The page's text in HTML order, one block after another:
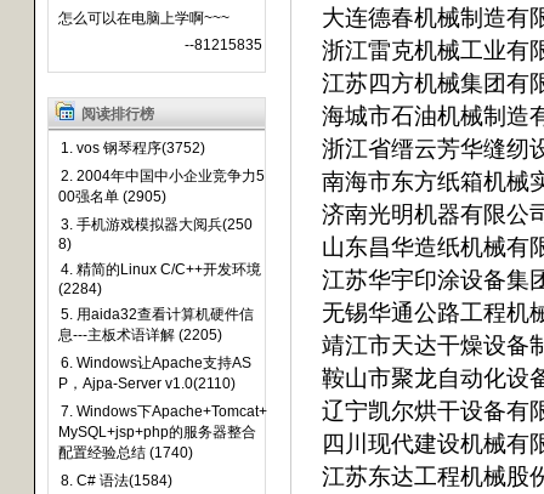
怎么可以在电脑上学啊~~~
--81215835
阅读排行榜
1. vos 钢琴程序(3752)
2. 2004年中国中小企业竞争力5
00强名单 (2905)
3. 手机游戏模拟器大阅兵(250
8)
4. 精简的Linux C/C++开发环境
(2284)
5. 用aida32查看计算机硬件信
息---主板术语详解 (2205)
6. Windows让Apache支持AS
P，Ajpa-Server v1.0(2110)
7. Windows下Apache+Tomcat+
MySQL+jsp+php的服务器整合
配置经验总结 (1740)
8. C# 语法(1584)
大连德春机械制造有
浙江雷克机械工业有
江苏四方机械集团有
海城市石油机械制造
浙江省缙云芳华缝纫
南海市东方纸箱机械
济南光明机器有限公
山东昌华造纸机械有
江苏华宇印涂设备集
无锡华通公路工程机
靖江市天达干燥设备
鞍山市聚龙自动化设
辽宁凯尔烘干设备有
四川现代建设机械有
江苏东达工程机械股